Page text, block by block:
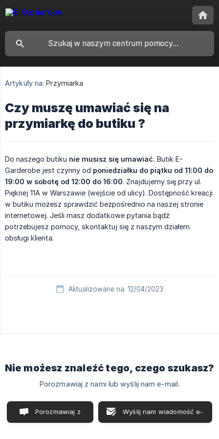
Artykuły na: Przymiarka
Czy muszę umawiać się na
przymiarkę do butiku ?
Do naszego butiku nie musisz się umawiać. Butik E-
Garderobe jest czynny od poniedziałku do piątku od 11:00 do
19:00 w sobotę od 12:00 do 16:00. Znajdujemy się przy ul.
Pięknej 11A w Warszawie (wejście od ulicy). Dostępność kreacji
w butiku możesz sprawdzić bezpośrednio na naszej stronie
internetowej. Jeśli masz dodatkowe pytania bądź
potrzebujesz pomocy, skontaktuj się z naszym działem
obsługi klienta.
Aktualizowane na: 12/04/2023
Nie możesz znaleźć tego, czego szukasz?
Porozmawiaj z nami lub wyślij nam e-mail.
Porozmawiaj z Wyślij nam wiadomość e-